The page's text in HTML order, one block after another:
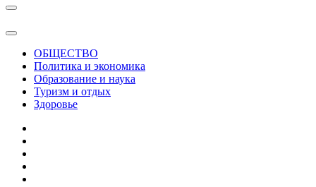
ОБЩЕСТВО
Политика и экономика
Образование и наука
Туризм и отдых
Здоровье